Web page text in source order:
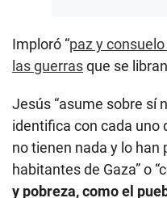
Imploró “paz y
las guerrasque se
Jesús “asume sobre sí
identifica con cada uno
no tienen nada y lo han
habitantes de Gaza” o
y pobreza, como el